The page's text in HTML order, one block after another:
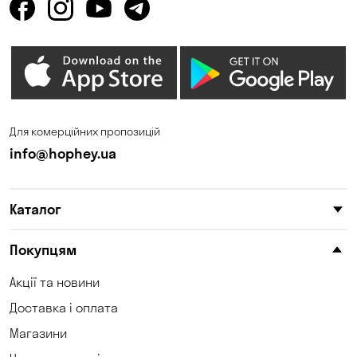
Для комерційних пропозицій
info@hophey.ua
Каталог
Покупцям
Акції та новини
Доставка і оплата
Магазини